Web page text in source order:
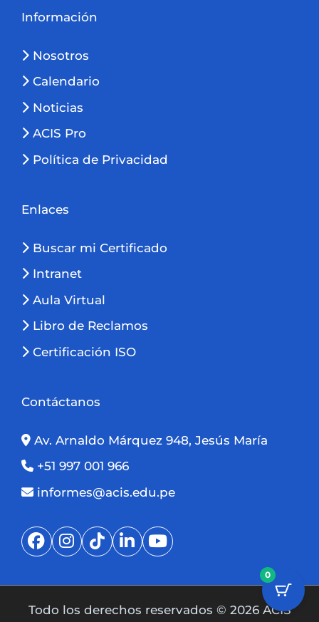
Información
Nosotros
Calendario
Noticias
ACIS Pro
Política de Privacidad
Enlaces
Buscar mi Certificado
Intranet
Aula Virtual
Libro de Reclamos
Certificación ISO
Contáctanos
Av. Arnaldo Márquez 948, Jesús María
+51 997 001 966
informes@acis.edu.pe
Todo los derechos reservados © 2026 ACIS
0